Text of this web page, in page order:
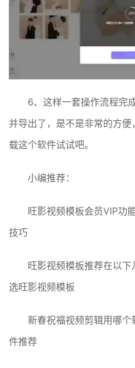
6、这样一套操作流程完
并导出了，是不是非常的方
载这个软件试试吧。
小编推荐：
旺影视频模板会员VIP功
技巧
旺影视频模板推荐在以
选旺影视频模板
新春祝福视频剪辑用哪
件推荐